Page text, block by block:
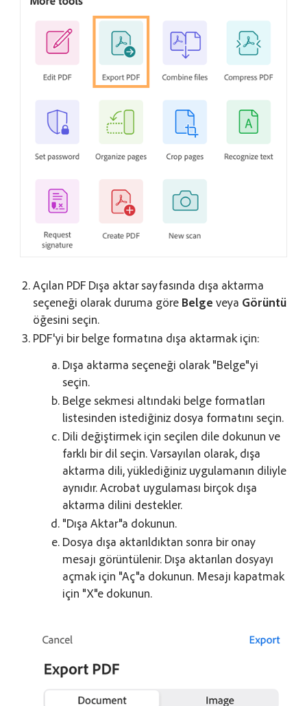
Açılan PDF Dışa aktar sayfasında dışa aktarma
seçeneği olarak duruma göre Belge veya Görüntü
öğesini seçin.
PDF'yi bir belge formatına dışa aktarmak için:
Dışa aktarma seçeneği olarak "Belge"yi
seçin.
Belge sekmesi altındaki belge formatları
listesinden istediğiniz dosya formatını seçin.
Dili değiştirmek için seçilen dile dokunun ve
farklı bir dil seçin. Varsayılan olarak, dışa
aktarma dili, yüklediğiniz uygulamanın diliyle
aynıdır. Acrobat uygulaması birçok dışa
aktarma dilini destekler.
"Dışa Aktar"a dokunun.
Dosya dışa aktarıldıktan sonra bir onay
mesajı görüntülenir. Dışa aktarılan dosyayı
açmak için "Aç"a dokunun. Mesajı kapatmak
için "X"e dokunun.